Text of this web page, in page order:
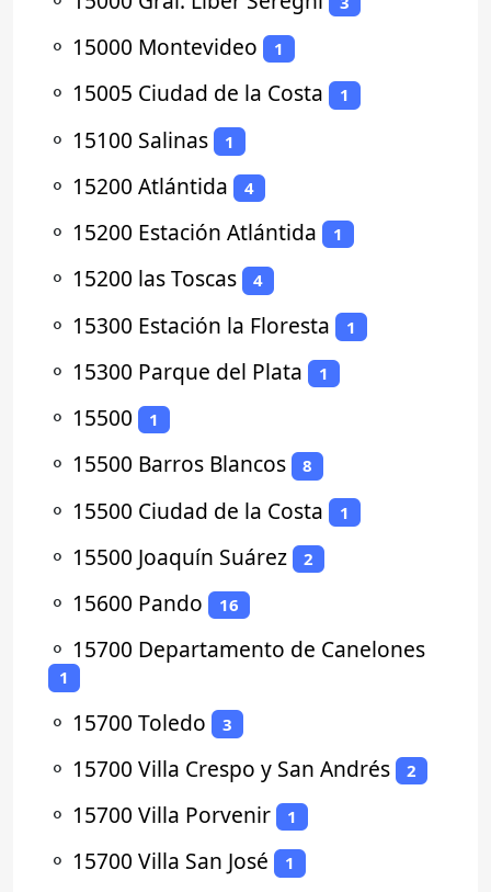
⚬ 15000 Montevideo 1
⚬ 15005 Ciudad de la Costa 1
⚬ 15100 Salinas 1
⚬ 15200 Atlántida 4
⚬ 15200 Estación Atlántida 1
⚬ 15200 las Toscas 4
⚬ 15300 Estación la Floresta 1
⚬ 15300 Parque del Plata 1
⚬ 15500 1
⚬ 15500 Barros Blancos 8
⚬ 15500 Ciudad de la Costa 1
⚬ 15500 Joaquín Suárez 2
⚬ 15600 Pando 16
⚬ 15700 Departamento de Canelones
1
⚬ 15700 Toledo 3
⚬ 15700 Villa Crespo y San Andrés 2
⚬ 15700 Villa Porvenir 1
⚬ 15700 Villa San José 1